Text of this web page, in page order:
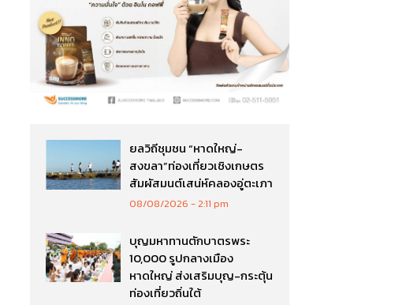
ยลวิถีชุมชน “หาดใหญ่-
สงขลา”ท่องเที่ยวเชิงเกษตร
สัมผัสมนต์เสน่ห์คลองอู่ตะเภา
08/08/2026 2:11 pm
บุญมหาทานตักบาตรพระ
10,000 รูปกลางเมือง
หาดใหญ่ ส่งเสริมบุญ-กระตุ้น
ท่องเที่ยวถิ่นใต้